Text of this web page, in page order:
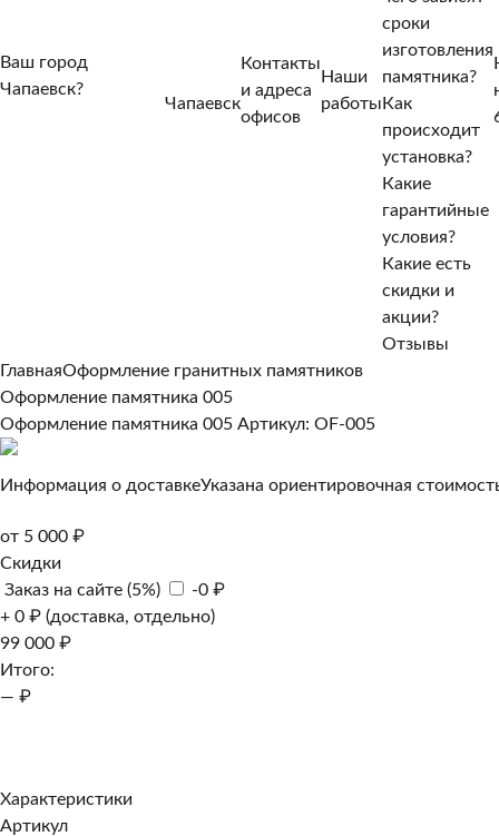
Ваш город
Чапаевск?
Чапаевск
Контакты
и адреса
офисов
Наши
работы
сроки
изготовления
памятника?
Как
происходит
установка?
Какие
гарантийные
условия?
Какие есть
скидки и
акции?
Отзывы
ГлавнаяОформление гранитных памятников
Оформление памятника 005
Оформление памятника 005 Артикул: OF-005
Информация о доставкеУказана ориентировочная
от 5 000 ₽
Скидки
Заказ на сайте (5%)
-0 ₽
+ 0 ₽ (доставка, отдельно)
99 000 ₽
Итого:
— ₽
Характеристики
Артикул